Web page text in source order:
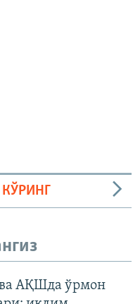
АҚШда ўрмон